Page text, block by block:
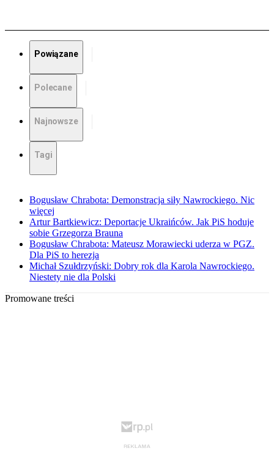
Powiązane
Polecane
Najnowsze
Tagi
Bogusław Chrabota: Demonstracja siły Nawrockiego. Nic
więcej
Artur Bartkiewicz: Deportacje Ukraińców. Jak PiS hoduje
sobie Grzegorza Brauna
Bogusław Chrabota: Mateusz Morawiecki uderza w PGZ.
Dla PiS to herezja
Michał Szułdrzyński: Dobry rok dla Karola Nawrockiego.
Niestety nie dla Polski
Promowane treści